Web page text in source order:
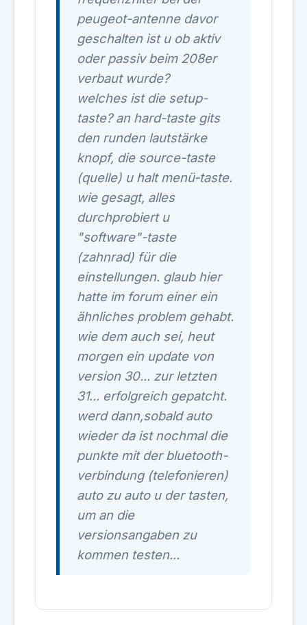
peugeot-antenne davor
geschalten ist u ob aktiv
oder passiv beim 208er
verbaut wurde?
welches ist die setup-
taste? an hard-taste gits
den runden lautstärke
knopf, die source-taste
(quelle) u halt menü-taste.
wie gesagt, alles
durchprobiert u
"software"-taste
(zahnrad) für die
einstellungen. glaub hier
hatte im forum einer ein
ähnliches problem gehabt.
wie dem auch sei, heut
morgen ein update von
version 30... zur letzten
31... erfolgreich gepatcht.
werd dann,sobald auto
wieder da ist nochmal die
punkte mit der bluetooth-
verbindung (telefonieren)
auto zu auto u der tasten,
um an die
versionsangaben zu
kommen testen...